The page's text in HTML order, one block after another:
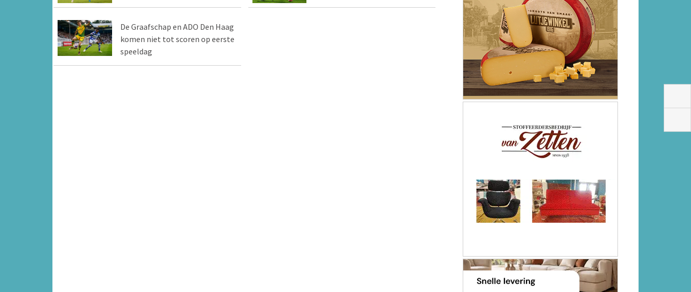
De Graafschap en ADO Den Haag
komen niet tot scoren op eerste
speeldag